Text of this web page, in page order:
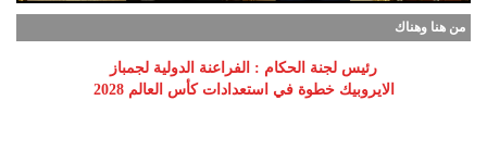
من هنا وهناك
رئيس لجنة الحكام : الفراعنة الدولية لجمباز
الايروبيك خطوة في استعدادات كأس العالم 2028